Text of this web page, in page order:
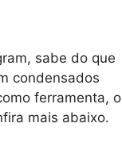
sabe do que
condensados
ferramenta, o
mais abaixo.